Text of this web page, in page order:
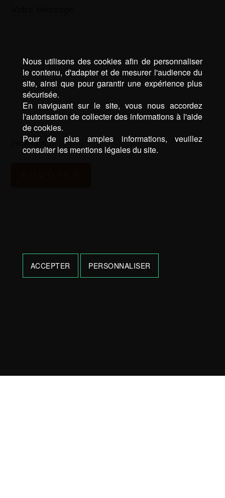
[recaptcha]
Nous utilisons des cookies afin de personnaliser
le contenu, d'adapter et de mesurer l'audience du
site, ainsi que pour garantir une expérience plus
sécurisée.
En naviguant sur le site, vous nous accordez
l'autorisation de collecter des informations à l'aide
de cookies.
Pour de plus amples informations, veuillez
consulter les mentions légales du site.
ACCEPTER PERSONNALISER